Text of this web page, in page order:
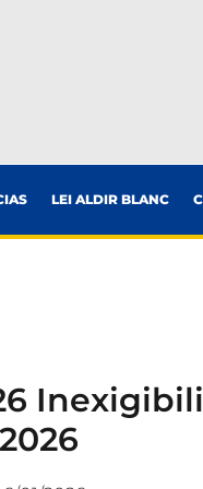
LEI ALDIR BLANC
2026